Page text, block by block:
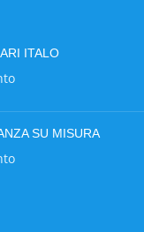
ITALO
SU MISURA